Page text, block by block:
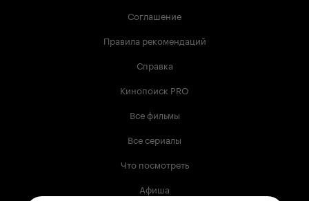
Соглашение
Правила рекомендаций
Справка
Кинопоиск PRO
Все фильмы
Все сериалы
Что посмотреть
Афиша